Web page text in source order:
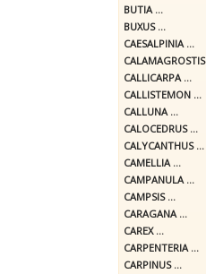
BUTIA ...
BUXUS ...
CAESALPINIA ...
CALLICARPA ...
CALLISTEMON ...
CALLUNA ...
CALOCEDRUS ...
CALYCANTHUS ...
CAMELLIA ...
CAMPANULA ...
CAMPSIS ...
CARAGANA ...
CAREX ...
CARPENTERIA ...
CARPINUS ...